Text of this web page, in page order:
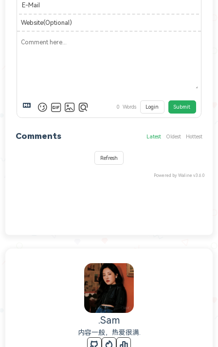
E-Mail
Website(Optional)
0 Words Login Submit
Comments Latest Oldest Hottest
Refresh
Powered byWaline v3.6.0
.Sam
内容一般，热爱很满.